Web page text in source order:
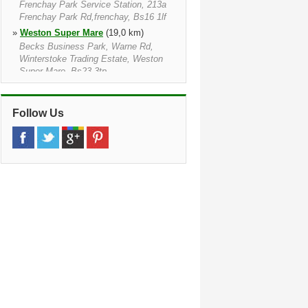
Frenchay Park Service Station, 213a
Frenchay Park Rd,frenchay, Bs16 1lf
» Weston Super Mare (19,0 km)
Becks Business Park, Warne Rd,
Winterstoke Trading Estate, Weston
Super Mare, Bs23 3tp
»Bath Rail Stn
Windsor Bridge Road, Bath, Ba2 3dt
»Newport(28,9 km)
Follow Us